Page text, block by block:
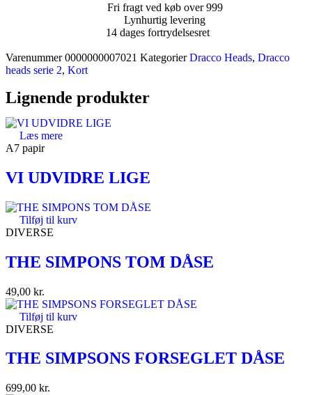
Fri fragt ved køb over 999
Lynhurtig levering
14 dages fortrydelsesret
Varenummer0000000007021 Kategorier Dracco Heads, Dracco
heads serie 2, Kort
Lignende produkter
Læs mere
A7 papir
VI UDVIDRE LIGE
Tilføj til kurv
DIVERSE
THE SIMPONS TOM DÅSE
49,00 kr.
Tilføj til kurv
DIVERSE
THE SIMPSONS FORSEGLET DÅSE
699,00 kr.